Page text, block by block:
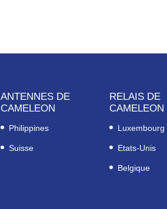
ANTENNES DE
CAMELEON
Philippines
Suisse
RELAIS DE
CAMELEON
Luxembourg
Etats-Unis
Belgique